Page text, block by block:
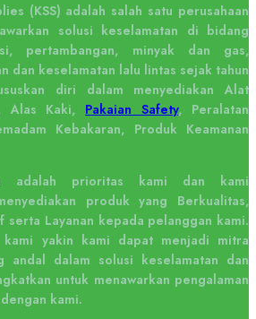
(KSS) adalah salah satu perusahaan
solusi keselamatan di bidang
pertambangan, minyak dan gas,
dan keselamatan lalu lintas sejak tahun
diri dalam menyediakan Alat
Alas Kaki, Pakaian Safety, Peralatan
Kebakaran, Produk Keamanan
adalah prioritas kami dan kami
produk yang Berkualitas,
serta Layanan kepada pelanggan kami.
yakin kami dapat menjadi mitra
andal dalam solusi keselamatan dan
untuk menawarkan pengalaman
kami.